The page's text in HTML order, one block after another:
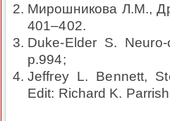
Мирошникова Л.М.,
401–402.
Duke-Elder S.
p.994;
Jeffrey L. Bennett,
Еdit: Richard K.